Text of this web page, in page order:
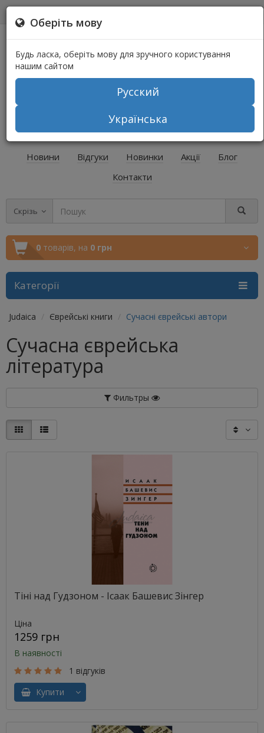
+38 (067) 541-64-04
+38 (073) 541-64-04
Новини Відгуки Новинки Акції
Блог
Контакти
Скрізь
0 товарів, на 0 грн
Категорії
Оберіть мову
Будь ласка, оберіть мову для зручного користування
нашим сайтом
Русский
Українська
Judaica Єврейські книги Сучасні єврейські автори
Сучасна єврейська
література
Фильтры
Тіні над Гудзоном - Ісаак Башевис Зінгер
Ціна
1259 грн
В наявності
1 відгуків
Купити